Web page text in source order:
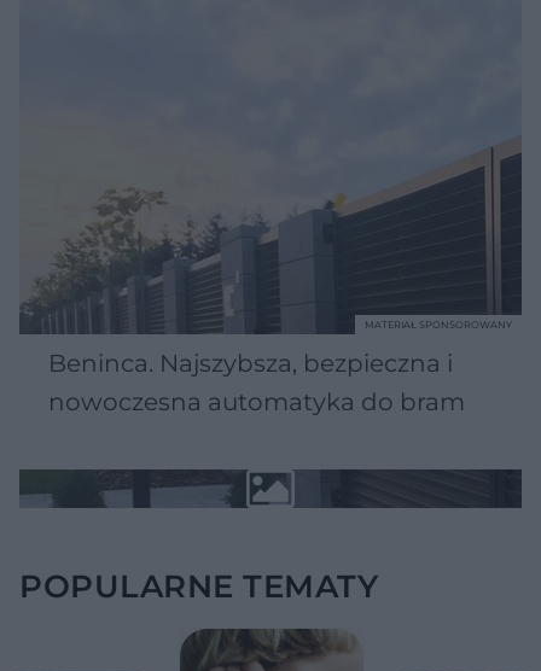
Beninca. Najszybsza, bezpieczna i
nowoczesna automatyka do bram
MATERIAŁ SPONSOROWANY
POPULARNE TEMATY